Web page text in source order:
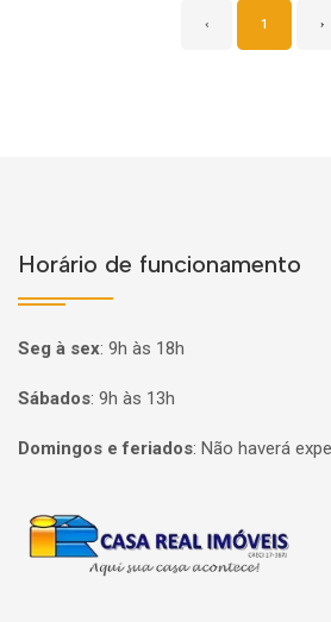
‹ 1 ›
Horário de funcionamento
Seg à sex: 9h às 18h
Sábados: 9h às 13h
Domingos e feriados: Não haverá
Página inicial